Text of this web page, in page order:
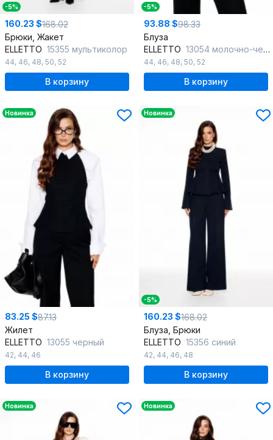
-5%
160.23 $168.02
Брюки, Жакет
ELLETTO 15355 мультиколор
44, 46, 48, 50, 52
В корзину
-5%
93.88 $98.33
Блуза
ELLETTO 13054 молочно-черный
44, 46, 48, 50, 52
В корзину
Новинка
83.25 $87.13
Жилет
ELLETTO 13055 черный
42, 44, 46
В корзину
Новинка
-5%
160.23 $168.02
Блуза, Брюки
ELLETTO 15356 синий
42, 44, 46, 48
В корзину
Новинка Новинка